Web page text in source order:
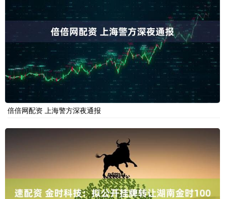
倍倍网配资 上海警方深夜通报